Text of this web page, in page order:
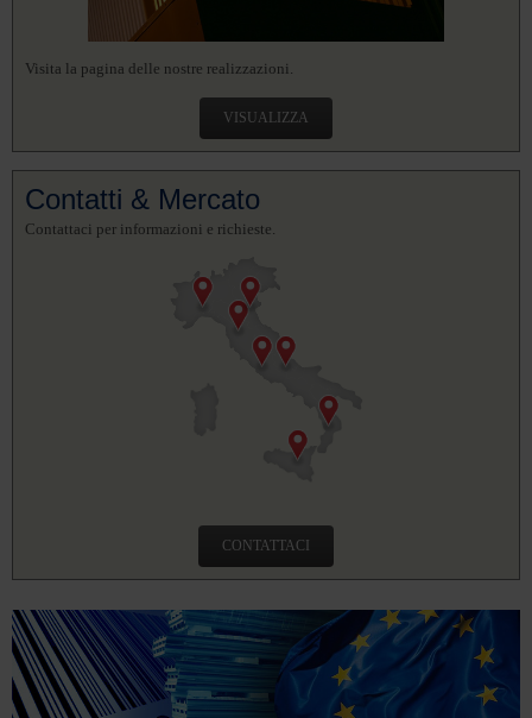
Visita la pagina delle nostre realizzazioni.
VISUALIZZA
Contatti & Mercato
Contattaci per informazioni e richieste.
CONTATTACI